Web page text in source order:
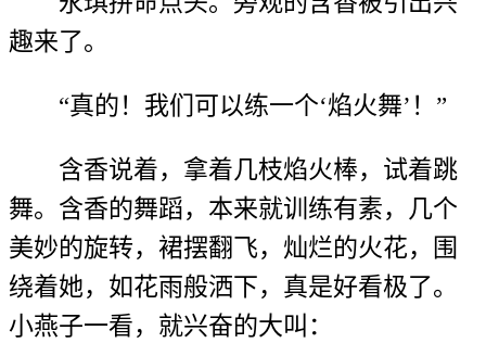
趣来了。
“真的！我们可以练一个‘焰火舞’！”
含香说着，拿着几枝焰火棒，试着跳
舞。含香的舞蹈，本来就训练有素，几个
美妙的旋转，裙摆翻飞，灿烂的火花，围
绕着她，如花雨般洒下，真是好看极了。
小燕子一看，就兴奋的大叫：